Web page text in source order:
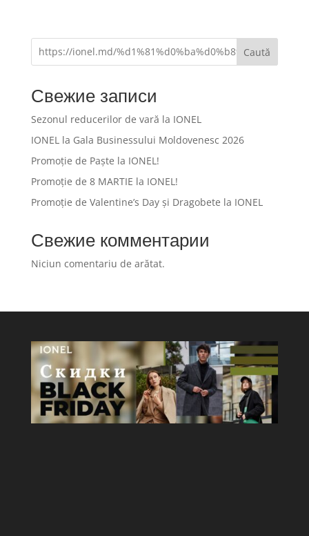
Caută
Свежие записи
Sezonul reducerilor de vară la IONEL
IONEL la Gala Businessului Moldovenesc 2026
Promoție de Paște la IONEL!
Promoție de 8 MARTIE la IONEL!
Promoție de Valentine’s Day și Dragobete la IONEL
Свежие комментарии
Niciun comentariu de arătat.